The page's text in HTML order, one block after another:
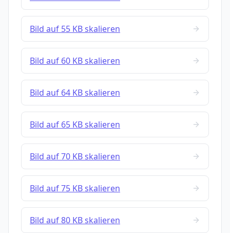
Bild auf 55 KB skalieren
Bild auf 60 KB skalieren
Bild auf 64 KB skalieren
Bild auf 65 KB skalieren
Bild auf 70 KB skalieren
Bild auf 75 KB skalieren
Bild auf 80 KB skalieren